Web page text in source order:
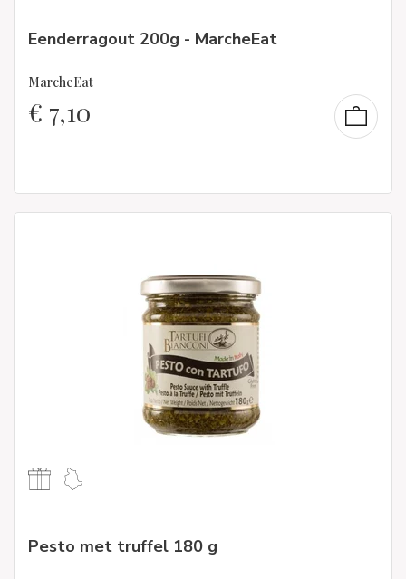
Eenderragout 200g - MarcheEat
MarcheEat
€ 7,10
Pesto met truffel 180 g